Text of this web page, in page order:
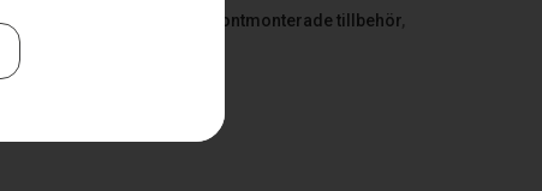
Frontmonterade tillbehör,
& tillbehör